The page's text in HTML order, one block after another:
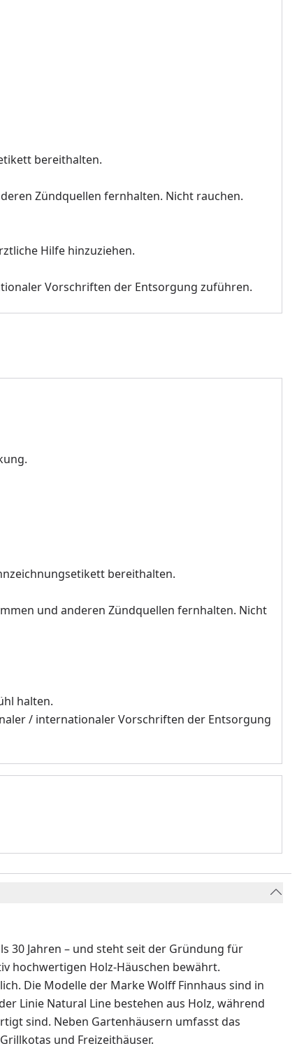
bereithalten.
Zündquellen fernhalten. Nicht rauchen.
Hilfe hinzuziehen.
Vorschriften der Entsorgung zuführen.
bereithalten.
und anderen Zündquellen fernhalten. Nicht
halten.
/ internationaler Vorschriften der Entsorgung
30 Jahren – und steht seit der Gründung für
hochwertigen Holz-Häuschen bewährt.
Die Modelle der Marke Wolff Finnhaus sind in
Linie Natural Line bestehen aus Holz, während
sind. Neben Gartenhäusern umfasst das
und Freizeithäuser.